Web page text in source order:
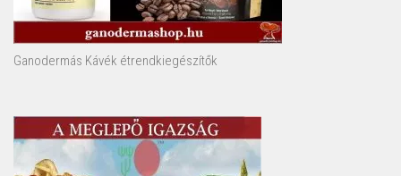
Ganodermás Kávék étrendkiegészítők